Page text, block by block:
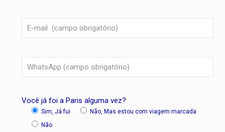
Você já foi a Paris alguma vez?
Sim, Já fui
Não, Mas estou com viagem marcada
Não